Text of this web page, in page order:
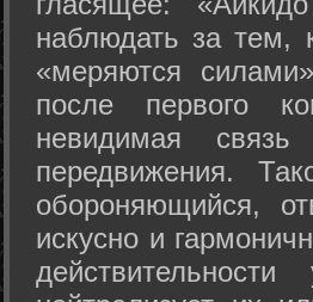
наблюдать за тем,
«меряются
после первого
невидимая
передвижения.
обороняющийся,
искусно и